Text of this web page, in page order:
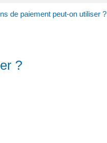
de paiement peut-on utiliser ?
?